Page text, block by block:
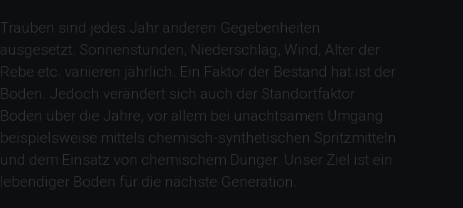
Trauben sind jedes Jahr anderen Gegebenheiten
ausgesetzt. Sonnenstunden, Niederschlag, Wind, Alter der
Rebe etc. variieren jährlich. Ein Faktor der Bestand hat ist der
Boden. Jedoch verändert sich auch der Standortfaktor
Boden über die Jahre, vor allem bei unachtsamen Umgang
beispielsweise mittels chemisch-synthetischen Spritzmitteln
und dem Einsatz von chemischem Dünger. Unser Ziel ist ein
lebendiger Boden für die nächste Generation.